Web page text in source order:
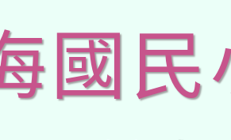
國民